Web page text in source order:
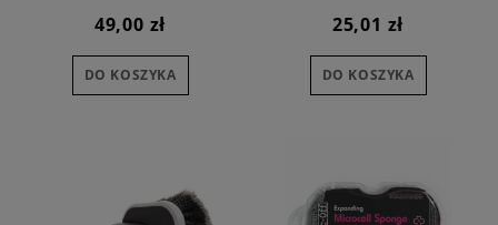
49,00 zł
DO KOSZYKA
25,01 zł
DO KOSZYKA